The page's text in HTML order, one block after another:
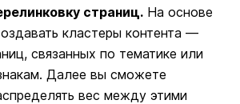
страниц. На основе
кластеры контента —
связанных по тематике или
Далее вы сможете
вес между этими